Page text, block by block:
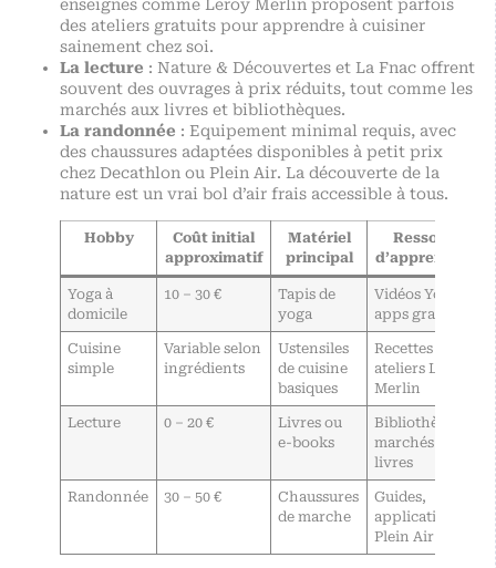
enseignes comme Leroy Merlin proposent parfois
des ateliers gratuits pour apprendre à cuisiner
sainement chez soi.
La lecture : Nature & Découvertes et La Fnac offrent
souvent des ouvrages à prix réduits, tout comme les
marchés aux livres et bibliothèques.
La randonnée : Equipement minimal requis, avec
des chaussures adaptées disponibles à petit prix
chez Decathlon ou Plein Air. La découverte de la
nature est un vrai bol d’air frais accessible à tous.
Hobby
Coût initial
approximatif
Matériel
principal
Ressources
Yoga à
domicile
10 – 30 €
Tapis de
yoga
Vidéos YouTube,
apps gratuites
Cuisine
simple
Variable selon
ingrédients
Ustensiles
de cuisine
basiques
Recettes en
ateliers Leroy
Merlin
Lecture 0 – 20 €
Livres ou
e-books
Bibliothèques,
marchés aux
livres
Randonnée 30 – 50 €
Chaussures
de marche
Guides,
applications
Plein Air